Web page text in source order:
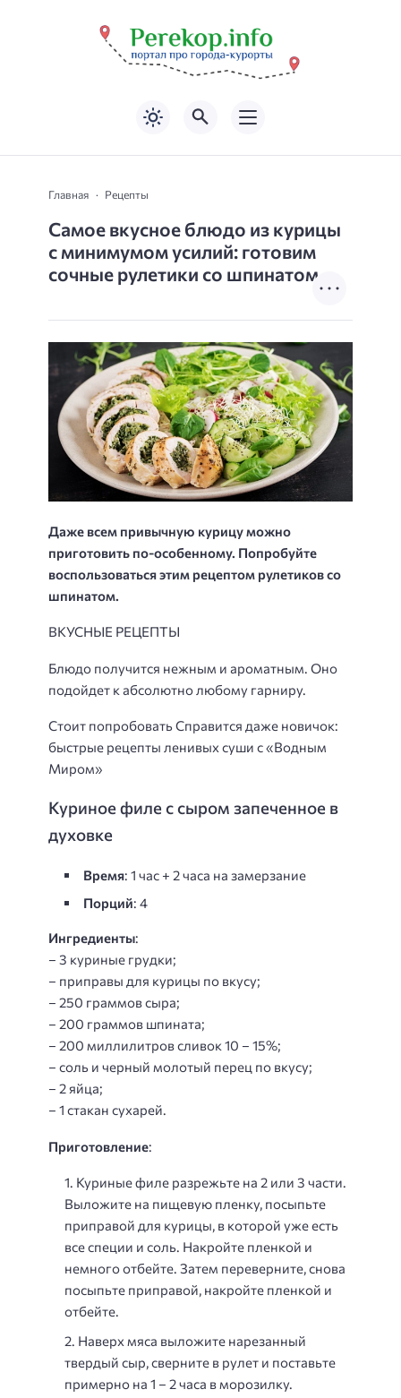
Главная Рецепты
Самое вкусное блюдо из курицы
с минимумом усилий: готовим
сочные рулетики со шпинатом
Даже всем привычную курицу можно
приготовить по-особенному. Попробуйте
воспользоваться этим рецептом рулетиков со
шпинатом.
ВКУСНЫЕ РЕЦЕПТЫ
Блюдо получится нежным и ароматным. Оно
подойдет к абсолютно любому гарниру.
Стоит попробовать Справится даже новичок:
быстрые рецепты ленивых суши с «Водным
Миром»
Куриное филе с сыром запеченное в
духовке
Время: 1 час + 2 часа на замерзание
Порций: 4
Ингредиенты:
– 3 куриные грудки;
– приправы для курицы по вкусу;
– 250 граммов сыра;
– 200 граммов шпината;
– 200 миллилитров сливок 10 – 15%;
– соль и черный молотый перец по вкусу;
– 2 яйца;
– 1 стакан сухарей.
Приготовление:
Куриные филе разрежьте на 2 или 3 части.
Выложите на пищевую пленку, посыпьте
приправой для курицы, в которой уже есть
все специи и соль. Накройте пленкой и
немного отбейте. Затем переверните, снова
посыпьте приправой, накройте пленкой и
отбейте.
Наверх мяса выложите нарезанный
твердый сыр, сверните в рулет и поставьте
примерно на 1 – 2 часа в морозилку.